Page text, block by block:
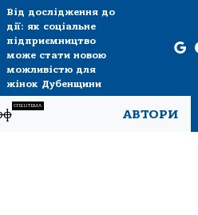
Від дослідження до
дії: як соціальне
підприємництво
може стати новою
можливістю для
жінок Дубенщини
СПЕЦТЕМА
АВТОРИ